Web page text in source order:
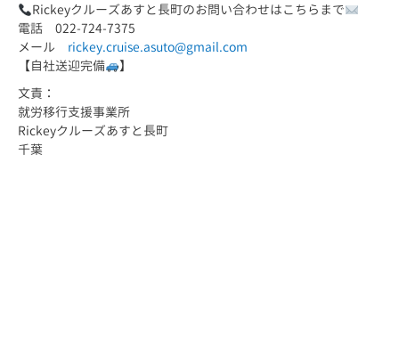
Rickeyクルーズあすと長町のお問い合わせはこちらまで
電話 022-724-7375
メール rickey.cruise.asuto@gmail.com
【自社送迎完備
】
文責：
就労移行支援事業所
Rickeyクルーズあすと長町
千葉